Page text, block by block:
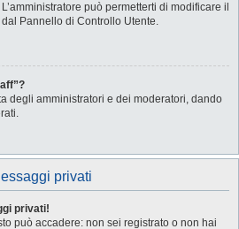
può permetterti di modificare il
Pannello di Controllo Utente.
degli amministratori e dei moderatori, dando
privati
privati!
può accadere: non sei registrato o non hai